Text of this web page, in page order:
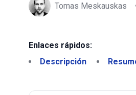
Tomas Meskauskas
Enlaces rápidos:
Descripción